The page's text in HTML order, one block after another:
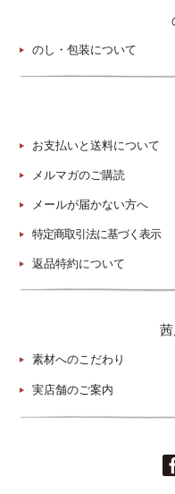
のし・包装について
お支払いと送料について
メルマガのご購読
メールが届かない方へ
特定商取引法に基づく表示
返品特約について
素材へのこだわり
実店舗のご案内